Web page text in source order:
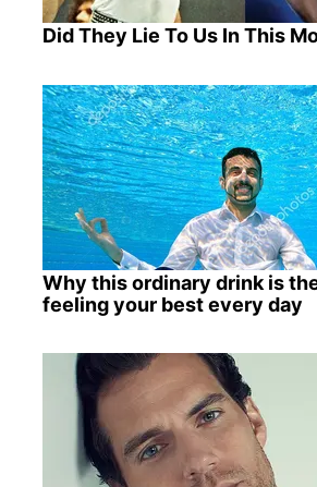
Did They Lie To Us In This
Why this ordinary drink is
feeling your best every day